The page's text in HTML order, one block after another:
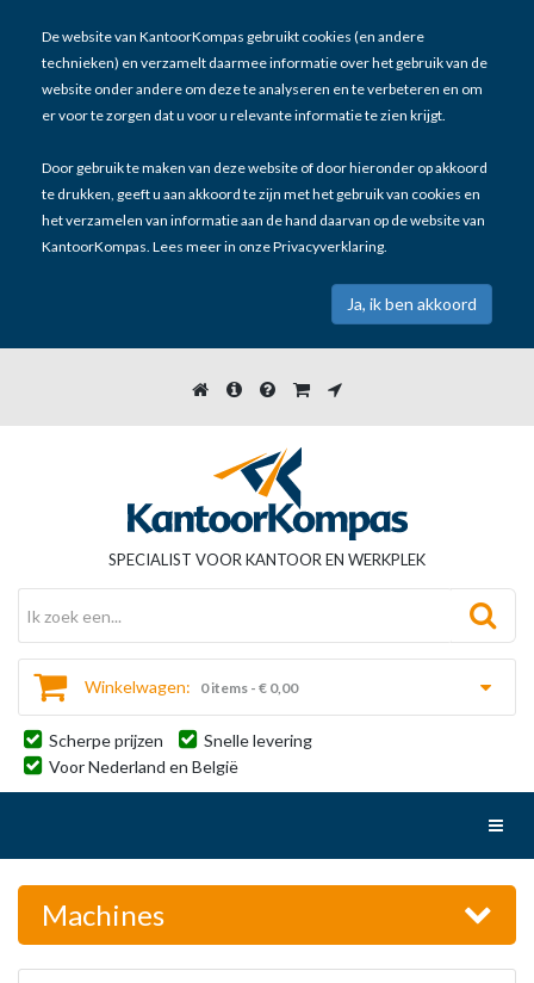
De website van KantoorKompas gebruikt cookies (en andere
technieken) en verzamelt daarmee informatie over het gebruik van de
website onder andere om deze te analyseren en te verbeteren en om
er voor te zorgen dat u voor u relevante informatie te zien krijgt.
Door gebruik te maken van deze website of door hieronder op akkoord
te drukken, geeft u aan akkoord te zijn met het gebruik van cookies en
het verzamelen van informatie aan de hand daarvan op de website van
KantoorKompas. Lees meer in onzePrivacyverklaring.
SPECIALIST VOOR KANTOOR EN WERKPLEK
Winkelwagen: 0 items - € 0,00
Scherpe prijzen
Snelle levering
Voor Nederland en België
Machines